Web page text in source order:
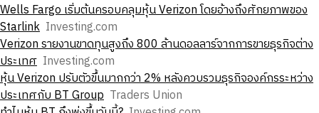
Wells Fargo เริ่มต้นครอบคลุมหุ้น Verizon โดยอ้างถึงศักยภาพของ
Starlink Investing.com
Verizon รายงานขาดทุนสูงถึง 800 ล้านดอลลาร์จากการขายธุรกิจต่าง
ประเทศ Investing.com
หุ้น Verizon ปรับตัวขึ้นมากกว่า 2% หลังควบรวมธุรกิจองค์กรระหว่าง
ประเทศกับ BT Group Traders Union